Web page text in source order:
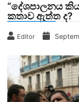
“දේශපාලනය
කතාව ඇත්ත ද?
Editor